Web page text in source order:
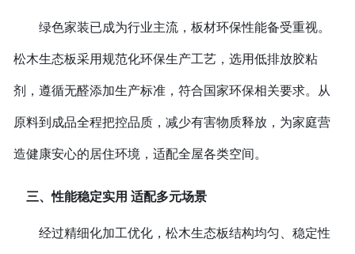
绿色家装已成为行业主流，板材环保性能备受重视。
松木生态板采用规范化环保生产工艺，选用低排放胶粘
剂，遵循无醛添加生产标准，符合国家环保相关要求。从
原料到成品全程把控品质，减少有害物质释放，为家庭营
造健康安心的居住环境，适配全屋各类空间。
三、性能稳定实用 适配多元场景
经过精细化加工优化，松木生态板结构均匀、稳定性